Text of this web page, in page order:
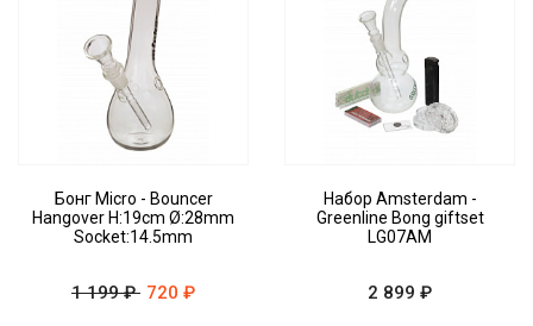
Бонг Micro - Bouncer
Hangover H:19cm Ø:28mm
Socket:14.5mm
1 199 ₽ 720 ₽
Набор Amsterdam -
Greenline Bong giftset
LG07AM
2 899 ₽